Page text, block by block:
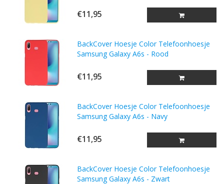
€11,95
BackCover Hoesje Color Telefoonhoesje
Samsung Galaxy A6s - Rood
€11,95
BackCover Hoesje Color Telefoonhoesje
Samsung Galaxy A6s - Navy
€11,95
BackCover Hoesje Color Telefoonhoesje
Samsung Galaxy A6s - Zwart